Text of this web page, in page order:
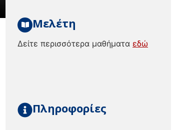
Μελέτη
Δείτε περισσότερα μαθήματα εδώ
Πληροφορίες